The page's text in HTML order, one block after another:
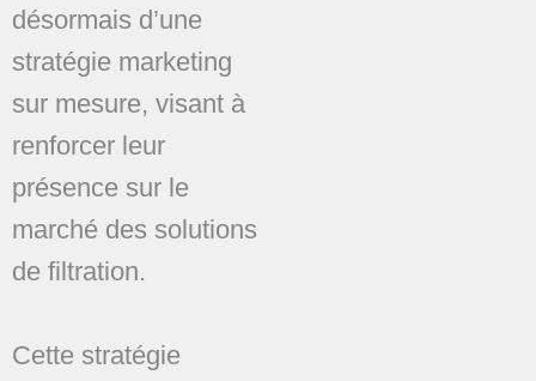
désormais d’une
stratégie marketing
sur mesure, visant à
renforcer leur
présence sur le
marché des solutions
de filtration.
Cette stratégie